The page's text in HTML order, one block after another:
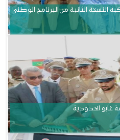
النسخة الثانية من البرنامج الوطني
غابو الحدودية